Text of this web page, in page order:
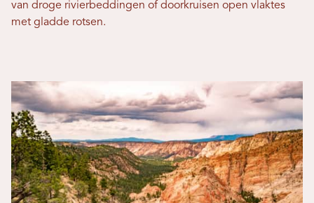
van droge rivierbeddingen of doorkruisen open vlaktes
met gladde rotsen.